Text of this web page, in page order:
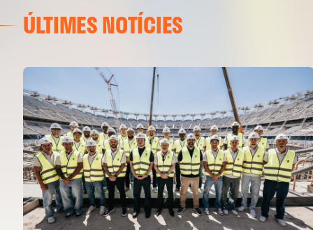
ÚLTIMES NOTÍCIES